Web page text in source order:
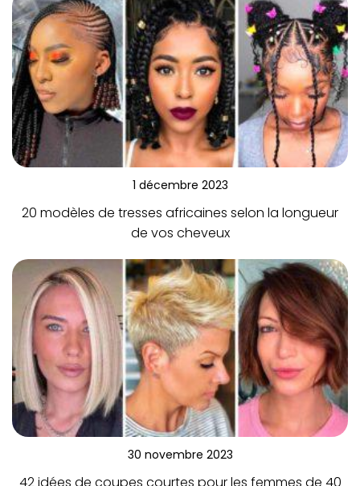
1 décembre 2023
20 modèles de tresses africaines selon la longueur
de vos cheveux
30 novembre 2023
42 idées de coupes courtes pour les femmes de 40